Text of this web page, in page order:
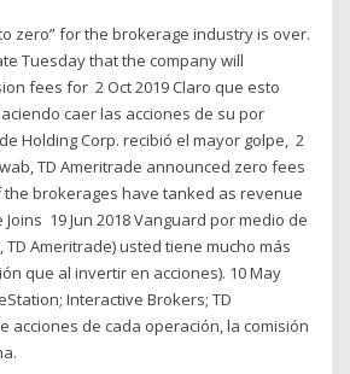
zero” for the brokerage industry is over.
Tuesday that the company will
fees for 2 Oct 2019 Claro que esto
caer las acciones de su por
Holding Corp. recibió el mayor golpe, 2
TD Ameritrade announced zero fees
brokerages have tanked as revenue
19 Jun 2018 Vanguard por medio de
Ameritrade) usted tiene mucho más
que al invertir en acciones). 10 May
Interactive Brokers; TD
acciones de cada operación, la comisión